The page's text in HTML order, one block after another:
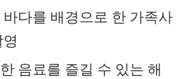
바다를 배경으로 한 가족사
음료를 즐길 수 있는 해